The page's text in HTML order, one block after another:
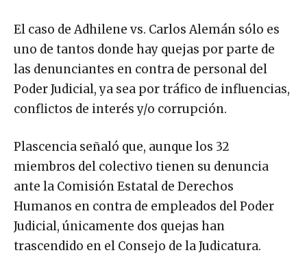
El caso de Adhilene vs. Carlos Alemán sólo es
uno de tantos donde hay quejas por parte de
las denunciantes en contra de personal del
Poder Judicial, ya sea por tráfico de influencias,
conflictos de interés y/o corrupción.
Plascencia señaló que, aunque los 32
miembros del colectivo tienen su denuncia
ante la Comisión Estatal de Derechos
Humanos en contra de empleados del Poder
Judicial, únicamente dos quejas han
trascendido en el Consejo de la Judicatura.